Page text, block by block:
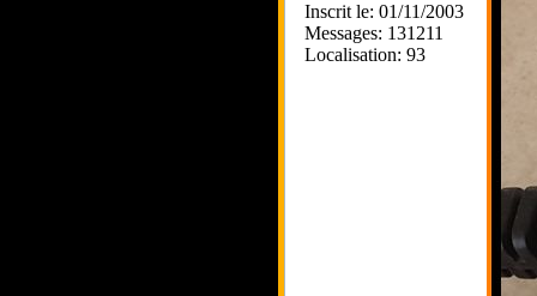
Inscrit le: 01/11/2003
Messages: 131211
Localisation: 93